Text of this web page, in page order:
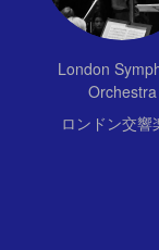
London
Orchestra
ロンドン交響